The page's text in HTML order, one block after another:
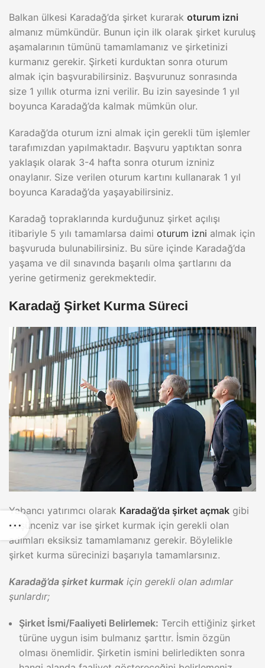
Balkan ülkesi Karadağ’da şirket kurarak oturum izni
almanız mümkündür. Bunun için ilk olarak şirket kuruluş
aşamalarının tümünü tamamlamanız ve şirketinizi
kurmanız gerekir. Şirketi kurduktan sonra oturum
almak için başvurabilirsiniz. Başvurunuz sonrasında
size 1 yıllık oturma izni verilir. Bu izin sayesinde 1 yıl
boyunca Karadağ’da kalmak mümkün olur.
Karadağ’da oturum izni almak için gerekli tüm işlemler
tarafımızdan yapılmaktadır. Başvuru yaptıktan sonra
yaklaşık olarak 3-4 hafta sonra oturum izniniz
onaylanır. Size verilen oturum kartını kullanarak 1 yıl
boyunca Karadağ’da yaşayabilirsiniz.
Karadağ topraklarında kurduğunuz şirket açılışı
itibariyle 5 yılı tamamlarsa daimi oturum izni almak için
başvuruda bulunabilirsiniz. Bu süre içinde Karadağ’da
yaşama ve dil sınavında başarılı olma şartlarını da
yerine getirmeniz gerekmektedir.
Karadağ Şirket Kurma Süreci
Yabancı yatırımcı olarak Karadağ’da şirket açmak gibi
düşünceniz var ise şirket kurmak için gerekli olan
adımları eksiksiz tamamlamanız gerekir. Böylelikle
şirket kurma sürecinizi başarıyla tamamlarsınız.
Karadağ’da şirket kurmak için gerekli olan adımlar
şunlardır;
Şirket İsmi/Faaliyeti Belirlemek: Tercih ettiğiniz şirket
türüne uygun isim bulmanız şarttır. İsmin özgün
olması önemlidir. Şirketin ismini belirledikten sonra